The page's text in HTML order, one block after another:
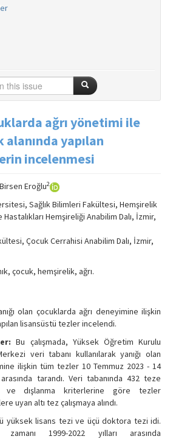
ağrı yönetimi ile
yapılan
incelenmesi
Eroğlu2
Sağlık Bilimleri Fakültesi, Hemşirelik
Hastalıkları Hemşireliği Anabilim Dalı, İzmir,
Çocuk Cerrahisi Anabilim Dalı, İzmir,
çocuk, hemşirelik, ağrı.
olan çocuklarda ağrı deneyimine ilişkin
lisansüstü tezler incelendi.
Bu çalışmada, Yüksek Öğretim Kurulu
veri tabanı kullanılarak yanığı olan
ilişkin tüm tezler 10 Temmuz 2023 - 14
tarandı. Veri tabanında 432 teze
ve dışlanma kriterlerine göre tezler
uyan altı tez çalışmaya alındı.
yüksek lisans tezi ve üçü doktora tezi idi.
zamanı 1999-2022 yılları arasında